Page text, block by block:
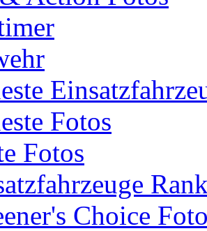
Fotos
Fotos
Choice